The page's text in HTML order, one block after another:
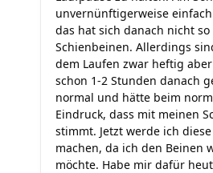
unvernünftigerweise
das hat sich danach nicht
Schienbeinen. Allerdings
dem Laufen zwar heftig
schon 1-2 Stunden danach
normal und hätte beim
Eindruck, dass mit meinen
stimmt. Jetzt werde ich
machen, da ich den Beinen
möchte. Habe mir dafür